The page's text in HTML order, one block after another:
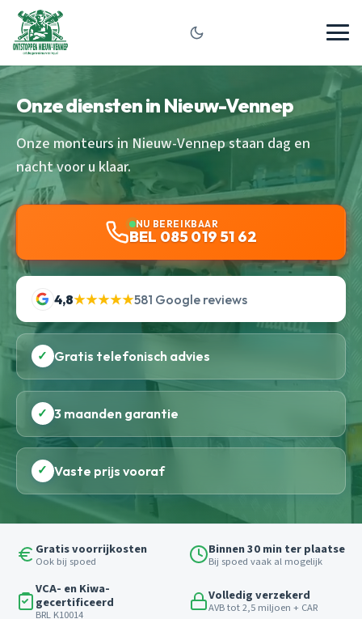
Onze diensten in Nieuw-Vennep
Onze monteurs in Nieuw-Vennep staan dag en
nacht voor u klaar.
NU BEREIKBAAR
BEL 085 019 51 62
4,8★★★★★581 Google reviews
✓ Gratis telefonisch advies
✓ 3 maanden garantie
✓ Vaste prijs vooraf
Gratis voorrijkosten
Ook bij spoed
Binnen 30 min ter plaatse
Bij spoed vaak al mogelijk
VCA- en Kiwa-
gecertificeerd
BRL K10014
Volledig verzekerd
AVB tot 2,5 miljoen + CAR